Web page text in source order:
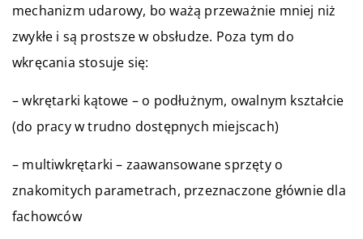
mechanizm udarowy, bo ważą przeważnie mniej niż
zwykłe i są prostsze w obsłudze. Poza tym do
wkręcania stosuje się:
– wkrętarki kątowe – o podłużnym, owalnym kształcie
(do pracy w trudno dostępnych miejscach)
– multiwkrętarki – zaawansowane sprzęty o
znakomitych parametrach, przeznaczone głównie dla
fachowców